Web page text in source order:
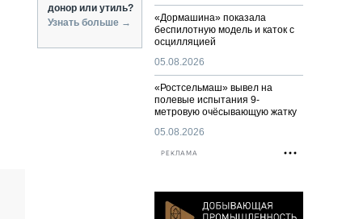
донор или утиль?
Узнать больше →
«Дормашина» показала
беспилотную модель и каток с
осцилляцией
05.08.2026
«Ростсельмаш» вывел на
полевые испытания 9-
метровую очёсывающую жатку
05.08.2026
РЕКЛАМА